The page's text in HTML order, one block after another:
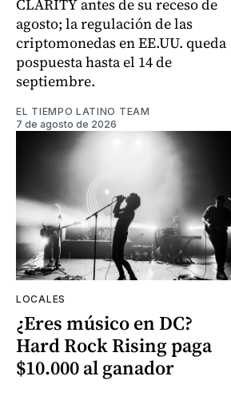
CLARITY antes de su receso de
agosto; la regulación de las
criptomonedas en EE.UU. queda
pospuesta hasta el 14 de
septiembre.
EL TIEMPO LATINO TEAM
7 de agosto de 2026
LOCALES
¿Eres músico en DC?
Hard Rock Rising paga
$10.000 al ganador